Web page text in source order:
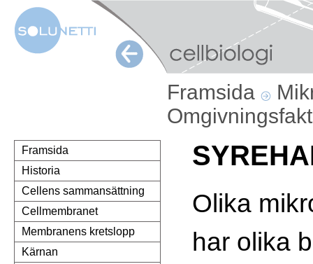
Framsida
Framsida
Historia
Cellens sammansättning
Cellmembranet
Membranens kretslopp
Kärnan
Olika
har olika